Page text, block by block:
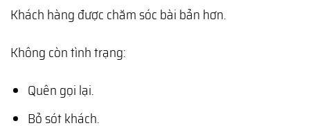
Khách hàng được chăm sóc bài bản hơn.
Không còn tình trạng:
Quên gọi lại.
Bỏ sót khách.